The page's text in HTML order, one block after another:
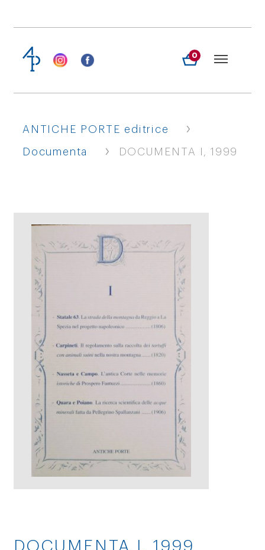
0
ANTICHE PORTE editrice ›
Documenta › DOCUMENTA I, 1999
DOCUMENTA I, 1999